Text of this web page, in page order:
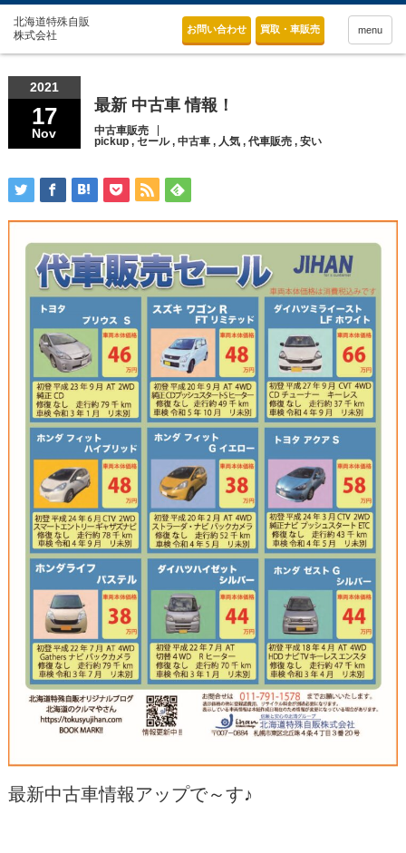
お問い合わせ 買取・車販売 menu
2021
17
Nov
最新 中古車 情報！
中古車販売
pickup, セール, 中古車, 人気, 代車販売, 安い
最新中古車情報アップで～す♪